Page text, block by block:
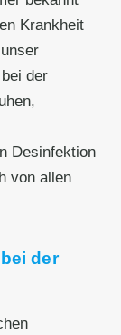
Krankheit
der
Desinfektion
von allen
der